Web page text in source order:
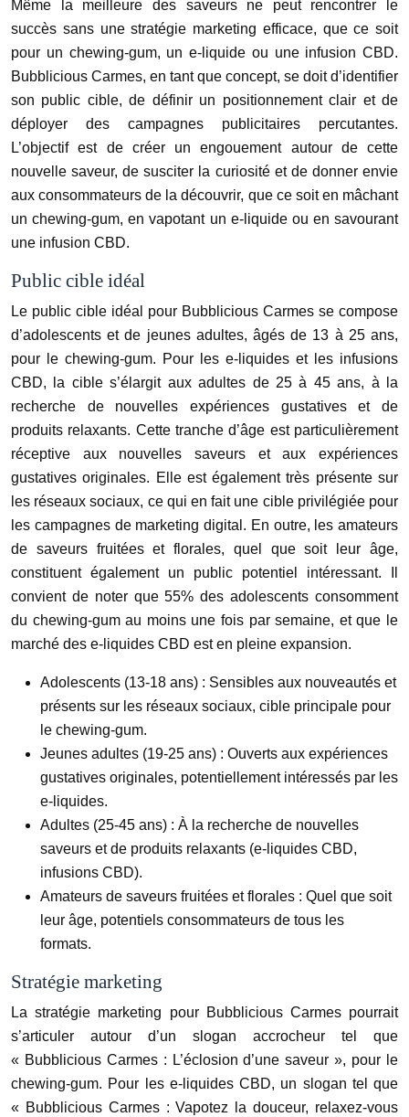
Même la meilleure des saveurs ne peut rencontrer le
succès sans une stratégie marketing efficace, que ce soit
pour un chewing-gum, un e-liquide ou une infusion CBD.
Bubblicious Carmes, en tant que concept, se doit d’identifier
son public cible, de définir un positionnement clair et de
déployer des campagnes publicitaires percutantes.
L’objectif est de créer un engouement autour de cette
nouvelle saveur, de susciter la curiosité et de donner envie
aux consommateurs de la découvrir, que ce soit en mâchant
un chewing-gum, en vapotant un e-liquide ou en savourant
une infusion CBD.
Public cible idéal
Le public cible idéal pour Bubblicious Carmes se compose
d’adolescents et de jeunes adultes, âgés de 13 à 25 ans,
pour le chewing-gum. Pour les e-liquides et les infusions
CBD, la cible s’élargit aux adultes de 25 à 45 ans, à la
recherche de nouvelles expériences gustatives et de
produits relaxants. Cette tranche d’âge est particulièrement
réceptive aux nouvelles saveurs et aux expériences
gustatives originales. Elle est également très présente sur
les réseaux sociaux, ce qui en fait une cible privilégiée pour
les campagnes de marketing digital. En outre, les amateurs
de saveurs fruitées et florales, quel que soit leur âge,
constituent également un public potentiel intéressant. Il
convient de noter que 55% des adolescents consomment
du chewing-gum au moins une fois par semaine, et que le
marché des e-liquides CBD est en pleine expansion.
Adolescents (13-18 ans) : Sensibles aux nouveautés et
présents sur les réseaux sociaux, cible principale pour
le chewing-gum.
Jeunes adultes (19-25 ans) : Ouverts aux expériences
gustatives originales, potentiellement intéressés par les
e-liquides.
Adultes (25-45 ans) : À la recherche de nouvelles
saveurs et de produits relaxants (e-liquides CBD,
infusions CBD).
Amateurs de saveurs fruitées et florales : Quel que soit
leur âge, potentiels consommateurs de tous les
formats.
Stratégie marketing
La stratégie marketing pour Bubblicious Carmes pourrait
s’articuler autour d’un slogan accrocheur tel que
« Bubblicious Carmes : L’éclosion d’une saveur », pour le
chewing-gum. Pour les e-liquides CBD, un slogan tel que
« Bubblicious Carmes : Vapotez la douceur, relaxez-vous